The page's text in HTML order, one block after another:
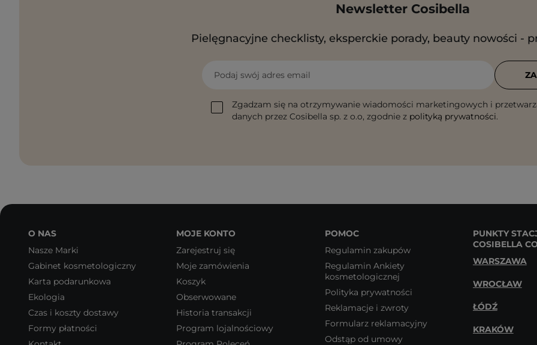
Newsletter Cosibella
Pielęgnacyjne checklisty, eksperckie porady, beauty nowości -
Podaj swój adres email
Zgadzam się na otrzymywanie wiadomości marketingowych i
danych przez Cosibella sp. z o.o, zgodnie z polityką prywatności.
O NAS
Nasze Marki
Gabinet kosmetologiczny
Karta podarunkowa
Ekologia
Czas i koszty dostawy
Formy płatności
MOJE KONTO
Zarejestruj się
Moje zamówienia
Koszyk
Obserwowane
Historia transakcji
Program lojalnościowy
POMOC
Regulamin zakupów
Regulamin Ankiety
kosmetologicznej
Polityka prywatności
Reklamacje i zwroty
Formularz reklamacyjny
Odstąp od umowy
PUNKTY
COSIBELLA
WARSZAWA
WROCŁAW
ŁÓDŹ
KRAKÓW